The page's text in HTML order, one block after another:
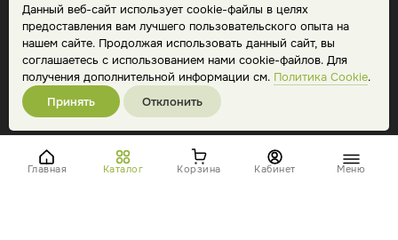
Данный веб-сайт использует cookie-файлы в целях
предоставления вам лучшего пользовательского опыта на
нашем сайте. Продолжая использовать данный сайт, вы
соглашаетесь с использованием нами cookie-файлов. Для
получения дополнительной информации см. Политика Cookie.
Принять
Отклонить
Главная Каталог Корзина Кабинет Меню